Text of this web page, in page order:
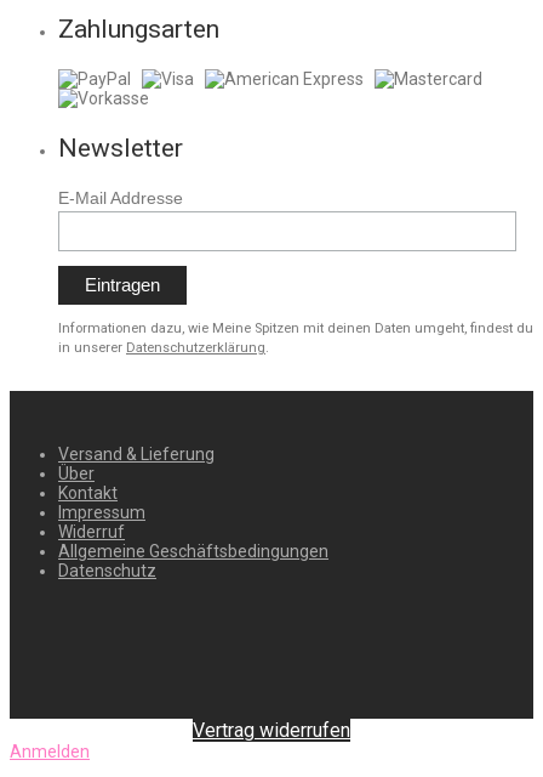
Zahlungsarten
Newsletter
E-Mail Addresse
Informationen dazu, wie Meine Spitzen mit deinen Daten umgeht, findest du
in unserer Datenschutzerklärung.
Versand & Lieferung
Über
Kontakt
Impressum
Widerruf
Allgemeine Geschäftsbedingungen
Datenschutz
Vertrag widerrufen
Anmelden